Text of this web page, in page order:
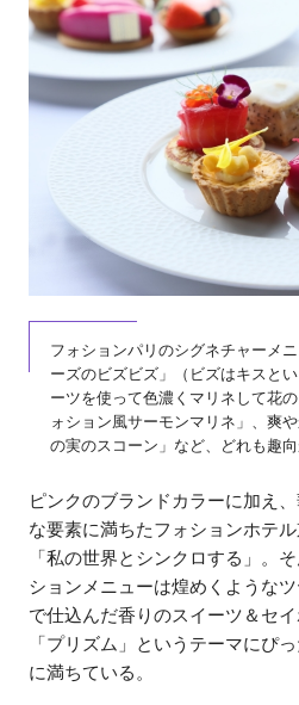
フォションパリのシグネチャーメ
ーズのビズビズ」（ビズはキスと
ーツを使って色濃くマリネして花
ォション風サーモンマリネ」、爽
の実のスコーン」など、どれも趣
ピンクのブランドカラーに加え
な要素に満ちたフォションホテ
「私の世界とシンクロする」。
ションメニューは煌めくような
で仕込んだ香りのスイーツ＆セ
「プリズム」というテーマにぴ
に満ちている。